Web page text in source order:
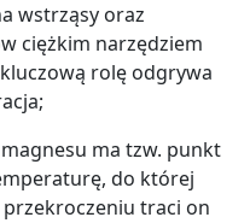
wstrząsy oraz
ciężkim narzędziem
rolę odgrywa
ma tzw. punkt
do której
traci on